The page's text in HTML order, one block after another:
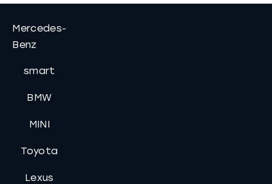
Mercedes-
Benz
smart
BMW
MINI
Toyota
Lexus